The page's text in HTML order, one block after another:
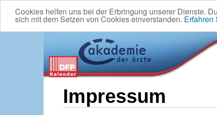
Cookies helfen uns bei der Erbringung unserer Dienste.
sich mit dem Setzen von Cookies einverstanden. Erfahren
Impressum